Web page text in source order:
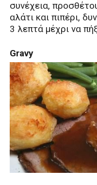
συνέχεια,
αλάτι και πιπέρι,
3 λεπτά μέχρι να
Gravy